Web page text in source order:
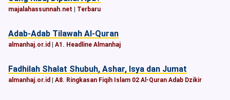
majalahassunnah.net Terbaru
Adab-Adab Tilawah Al-Quran
almanhaj.or.id A1. Headline Almanhaj
Fadhilah Shalat Shubuh, Ashar, Isya dan Jumat
almanhaj.or.id A8. Ringkasan Fiqih Islam 02 Al-Quran Adab Dzikir